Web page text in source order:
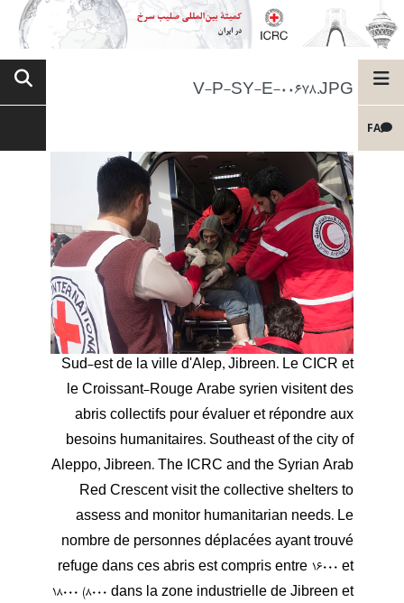
FA
V-P-SY-E-00678.JPG
Sud-est de la ville d'Alep, Jibreen. Le CICR et
le Croissant-Rouge Arabe syrien visitent des
abris collectifs pour évaluer et répondre aux
besoins humanitaires. Southeast of the city of
Aleppo, Jibreen. The ICRC and the Syrian Arab
Red Crescent visit the collective shelters to
assess and monitor humanitarian needs. Le
nombre de personnes déplacées ayant trouvé
refuge dans ces abris est compris entre 16000 et
18000 (8000 dans la zone industrielle de Jibreen et